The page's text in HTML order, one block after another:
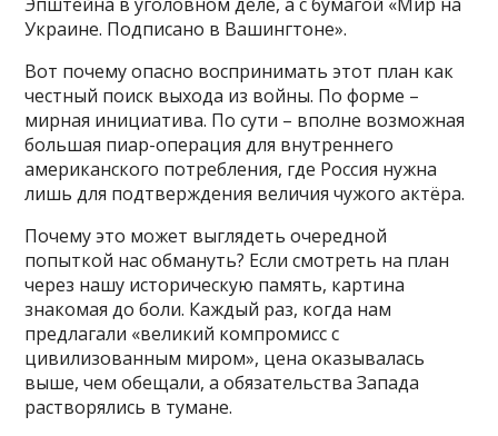
Украине. Подписано в Вашингтоне».
Вот почему опасно воспринимать этот план как
честный поиск выхода из войны. По форме –
мирная инициатива. По сути – вполне возможная
большая пиар-операция для внутреннего
американского потребления, где Россия нужна
лишь для подтверждения величия чужого актёра.
Почему это может выглядеть очередной
попыткой нас обмануть? Если смотреть на план
через нашу историческую память, картина
знакомая до боли. Каждый раз, когда нам
предлагали «великий компромисс с
цивилизованным миром», цена оказывалась
выше, чем обещали, а обязательства Запада
растворялись в тумане.